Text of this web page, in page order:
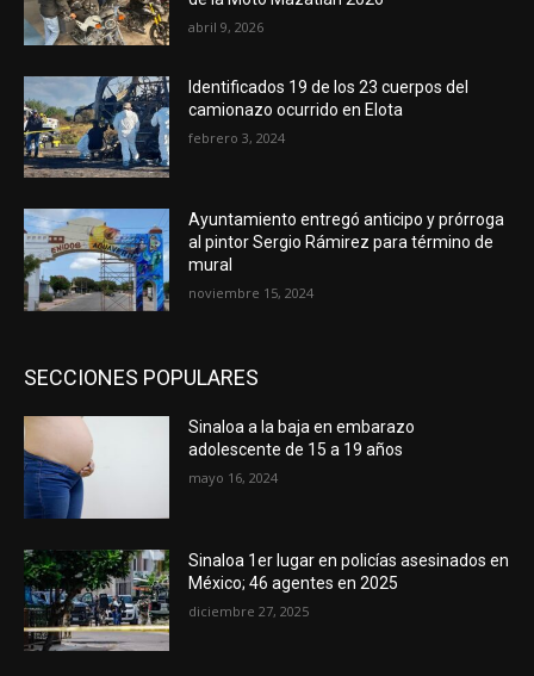
abril 9, 2026
Identificados 19 de los 23 cuerpos del
camionazo ocurrido en Elota
febrero 3, 2024
Ayuntamiento entregó anticipo y prórroga
al pintor Sergio Rámirez para término de
mural
noviembre 15, 2024
SECCIONES POPULARES
Sinaloa a la baja en embarazo
adolescente de 15 a 19 años
mayo 16, 2024
Sinaloa 1er lugar en policías asesinados en
México; 46 agentes en 2025
diciembre 27, 2025